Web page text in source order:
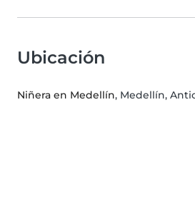
Ubicación
Niñera en Medellín, Medellín,